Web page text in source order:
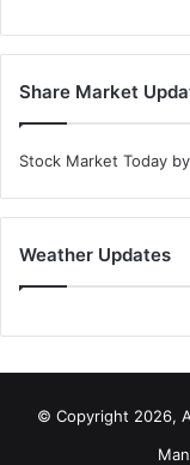
Share Market
Stock Market Today
Weather Updates
© Copyright 2026,